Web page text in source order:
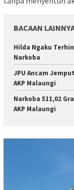
BACAAN
Hilda Ngaku
Narkoba
JPU Ancam
AKP Malaungi
Narkoba 511,02
AKP Malaungi